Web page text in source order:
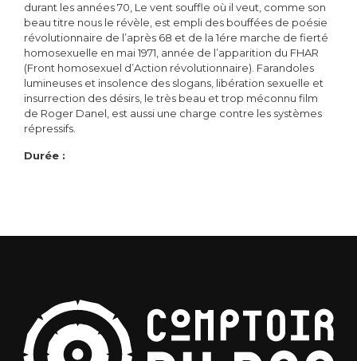
durant les années 70, Le vent souffle où il veut, comme son
beau titre nous le révèle, est empli des bouffées de poésie
révolutionnaire de l’après 68 et de la 1ére marche de fierté
homosexuelle en mai 1971, année de l’apparition du FHAR
(Front homosexuel d’Action révolutionnaire). Farandoles
lumineuses et insolence des slogans, libération sexuelle et
insurrection des désirs, le très beau et trop méconnu film
de Roger Danel, est aussi une charge contre les systèmes
répressifs.
Durée :